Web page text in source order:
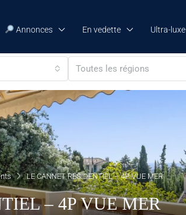
Annonces En vedette Ultra-luxe
Toutes les régions
LE CANNET RESIDENTIEL – 4P VUE MER
– 4P VUE MER